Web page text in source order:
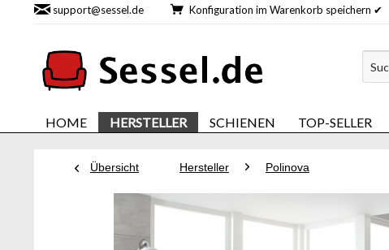
support@sessel.de Konfiguration im Warenkorb speichern ✔
HOME HERSTELLER SCHIENEN TOP-SELLER
Übersicht Hersteller Polinova